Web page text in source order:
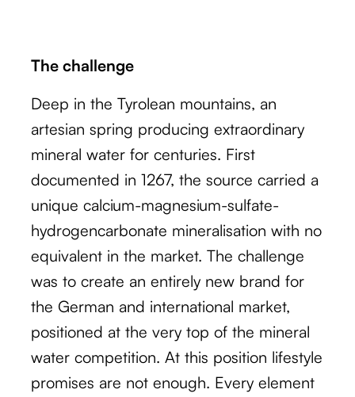
Deep in the Tyrolean mountains, an
artesian spring producing extraordinary
mineral water for centuries. First
documented in 1267, the source carried a
unique calcium-magnesium-sulfate-
hydrogencarbonate mineralisation with no
equivalent in the market. The challenge
was to create an entirely new brand for
the German and international market,
positioned at the very top of the mineral
water competition. At this position lifestyle
promises are not enough. Every element
The challenge